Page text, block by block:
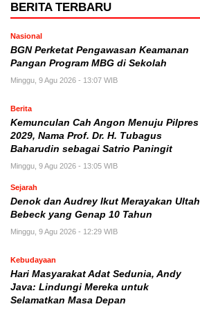
BERITA TERBARU
Nasional
BGN Perketat Pengawasan Keamanan
Pangan Program MBG di Sekolah
Minggu, 9 Agu 2026 - 13:07 WIB
Berita
Kemunculan Cah Angon Menuju Pilpres
2029, Nama Prof. Dr. H. Tubagus
Baharudin sebagai Satrio Paningit
Minggu, 9 Agu 2026 - 13:05 WIB
Sejarah
Denok dan Audrey Ikut Merayakan Ultah
Bebeck yang Genap 10 Tahun
Minggu, 9 Agu 2026 - 12:29 WIB
Kebudayaan
Hari Masyarakat Adat Sedunia, Andy
Java: Lindungi Mereka untuk
Selamatkan Masa Depan